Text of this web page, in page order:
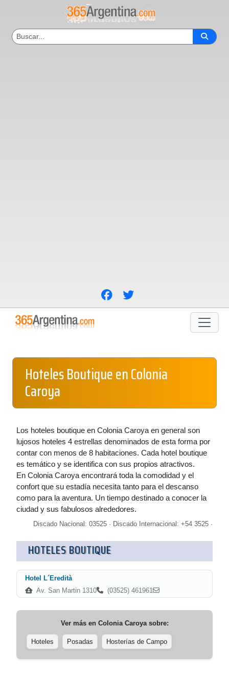
Hoteles Boutique en Colonia
Caroya
Los hoteles boutique en Colonia Caroya en general son
lujosos hoteles 4 estrellas denominados de esta forma por
contar con menos de 8 habitaciones. Cada hotel boutique
es temático y se identifica con sus propios atractivos.
En Colonia Caroya encontrará toda la comodidad y el
confort que su estadía necesita tanto para el descanso
como para la aventura. Un tiempo destinado a conocer la
ciudad y sus fabulosos alrededores.
Discado Nacional: 03525 · Discado Internacional: +54 3525 ·
HOTELES BOUTIQUE
Hotel L´Eredità
Av. San Martin 1310
(03525) 461961
Ver más en Colonia Caroyasobre:
Hoteles Posadas Hosterías de Campo